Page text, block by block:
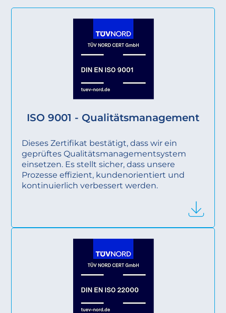
ISO 9001 - Qualitätsmanagement
Dieses Zertifikat bestätigt, dass wir ein
geprüftes Qualitätsmanagementsystem
einsetzen. Es stellt sicher, dass unsere
Prozesse effizient, kundenorientiert und
kontinuierlich verbessert werden.